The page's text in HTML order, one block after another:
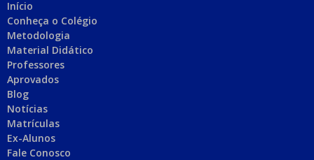
Início
Conheça o Colégio
Metodologia
Material Didático
Professores
Aprovados
Blog
Notícias
Matrículas
Ex-Alunos
Fale Conosco